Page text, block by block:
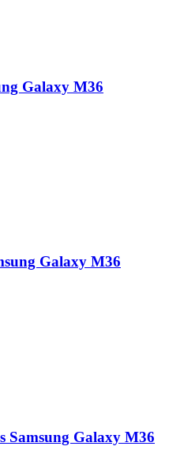
Galaxy M36
Galaxy M36
Samsung Galaxy M36